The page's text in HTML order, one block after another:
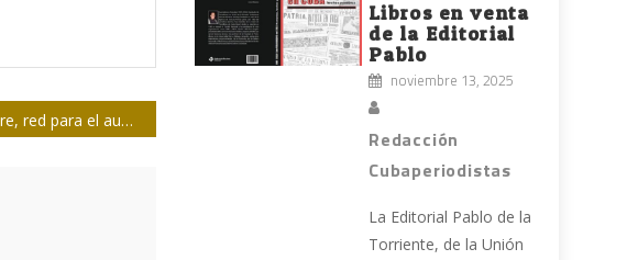
Encuadre, red para el audiovisual
Libros en venta
de la Editorial
Pablo
noviembre 13, 2025
Redacción
Cubaperiodistas
La Editorial Pablo de la
Torriente, de la Unión